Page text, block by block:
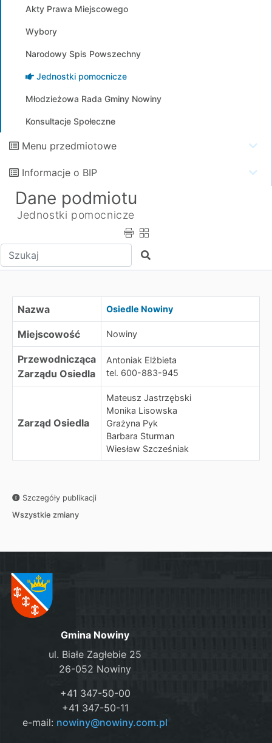
Akty Prawa Miejscowego
Wybory
Narodowy Spis Powszechny
Jednostki pomocnicze
Młodzieżowa Rada Gminy Nowiny
Konsultacje Społeczne
Menu przedmiotowe
Informacje o BIP
Dane podmiotu
Jednostki pomocnicze
Wpisz tekst do wyszukania Szukaj
Osiedle Nowiny
Nazwa
Osiedle Nowiny
Miejscowość Nowiny
Przewodnicząca
Zarządu Osiedla
Antoniak Elżbieta
tel. 600-883-945
Zarząd Osiedla
Mateusz Jastrzębski
Monika Lisowska
Grażyna Pyk
Barbara Sturman
Wiesław Szcześniak
Szczegóły publikacji
Wszystkie zmiany
Gmina Nowiny
ul. Białe Zagłebie 25
26-052 Nowiny
+41 347-50-00
+41 347-50-11
e-mail: nowiny@nowiny.com.pl